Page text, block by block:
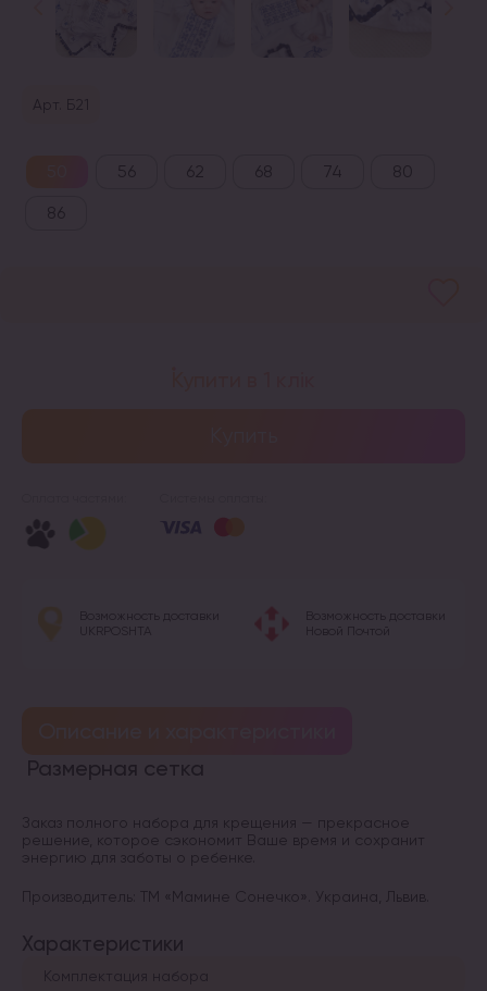
Арт. Б21
56 62 68 74
80
86
Возможность доставки
UKRPOSHTA
Возможность доставки
Новой Почтой
Размерная сетка
Заказ полного набора для крещения — прекрасное
решение, которое сэкономит Ваше время и сохранит
энергию для заботы о ребенке.
Производитель: ТМ «Мамине Сонечко». Украина, Львив.
Характеристики
Комплектация набора